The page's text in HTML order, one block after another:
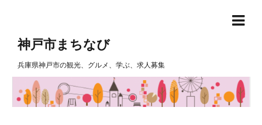
神戸市まちなび
兵庫県神戸市の観光、グルメ、学ぶ、求人募集